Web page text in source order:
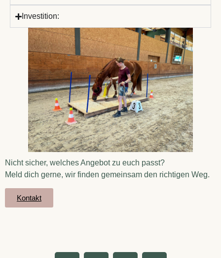
Investition:
Nicht sicher, welches Angebot zu euch passt?
Meld dich gerne, wir finden gemeinsam den richtigen Weg.
Kontakt